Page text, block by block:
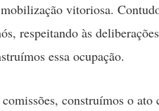
vitoriosa.
respeitando às
essa ocupação.
construímos o